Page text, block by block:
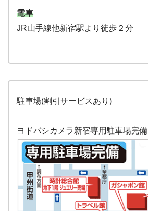
電車
JR山手線他新宿駅より徒歩２分
駐車場(割引サービスあり)
ヨドバシカメラ新宿専用駐車場完備